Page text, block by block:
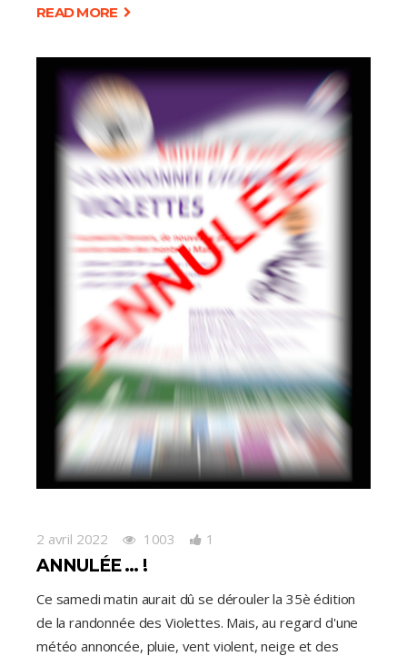
READ MORE
2 avril 2022 1003 1
ANNULÉE … !
Ce samedi matin aurait dû se dérouler la 35è édition
de la randonnée des Violettes. Mais, au regard d'une
météo annoncée, pluie, vent violent, neige et des